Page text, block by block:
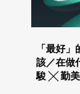
「最好
該／在做
駿 ╳ 勤